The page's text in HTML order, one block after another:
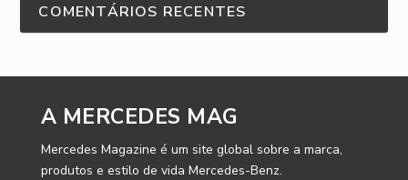
COMENTÁRIOS RECENTES
A MERCEDES MAG
Mercedes Magazine é um site global sobre a marca,
produtos e estilo de vida Mercedes-Benz.